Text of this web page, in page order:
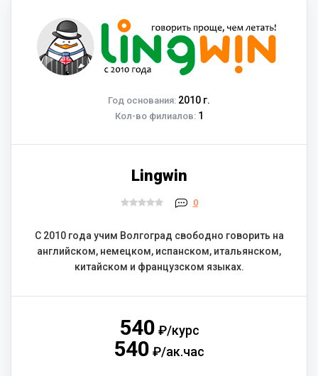
Год основания: 2010 г.
Кол-во филиалов:1
Lingwin
0
С 2010 года учим Волгоград свободно говорить на
английском, немецком, испанском, итальянском,
китайском и французском языках.
540 ₽/курс
540 ₽/ак.час